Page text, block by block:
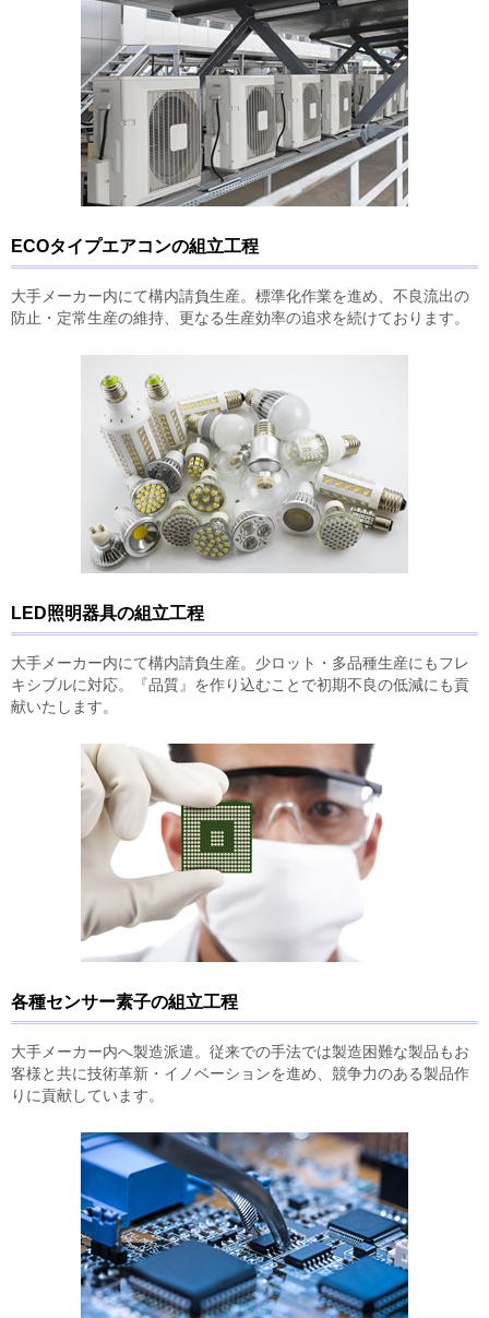
ECOタイプエアコンの組立工程
大手メーカー内にて構内請負生産。標準化作業を進め、不良流出の
防止・定常生産の維持、更なる生産効率の追求を続けております。
LED照明器具の組立工程
大手メーカー内にて構内請負生産。少ロット・多品種生産にもフレ
キシブルに対応。『品質』を作り込むことで初期不良の低減にも貢
献いたします。
各種センサー素子の組立工程
大手メーカー内へ製造派遣。従来での手法では製造困難な製品もお
客様と共に技術革新・イノベーションを進め、競争力のある製品作
りに貢献しています。